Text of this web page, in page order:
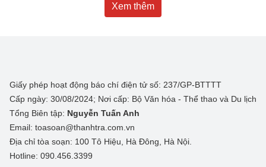
Xem thêm
Giấy phép hoạt động báo chí điện tử số: 237/GP-BTTTT
Cấp ngày: 30/08/2024; Nơi cấp: Bộ Văn hóa - Thể thao và Du lịch
Tổng Biên tập: Nguyễn Tuấn Anh
Email: toasoan@thanhtra.com.vn
Địa chỉ tòa soạn: 100 Tô Hiệu, Hà Đông, Hà Nội.
Hotline: 090.456.3399